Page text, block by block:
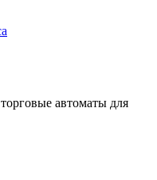
автоматы для